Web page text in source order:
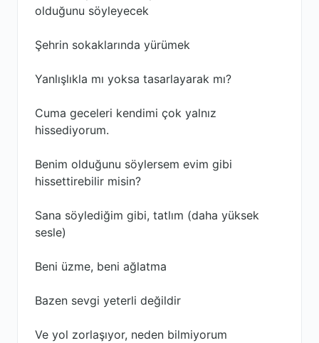
olduğunu söyleyecek
Şehrin sokaklarında yürümek
Yanlışlıkla mı yoksa tasarlayarak mı?
Cuma geceleri kendimi çok yalnız
hissediyorum.
Benim olduğunu söylersem evim gibi
hissettirebilir misin?
Sana söylediğim gibi, tatlım (daha yüksek
sesle)
Beni üzme, beni ağlatma
Bazen sevgi yeterli değildir
Ve yol zorlaşıyor, neden bilmiyorum